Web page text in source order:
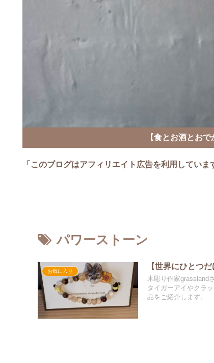
【食とお酒とおで
「このブログはアフィリエイト広告を利用していま
パワーストーン
お気に入り
【世界にひとつ
木彫り作家grassland
タイガーアイやクラ
品をご紹介します。